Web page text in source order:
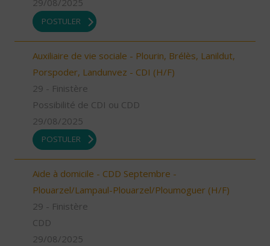
29/08/2025
POSTULER
Auxiliaire de vie sociale - Plourin, Brélès, Lanildut,
Porspoder, Landunvez - CDI (H/F)
29 - Finistère
Possibilité de CDI ou CDD
29/08/2025
POSTULER
Aide à domicile - CDD Septembre -
Plouarzel/Lampaul-Plouarzel/Ploumoguer (H/F)
29 - Finistère
CDD
29/08/2025